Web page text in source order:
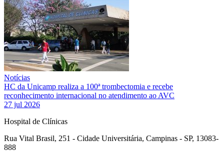
Notícias
HC da Unicamp realiza a 100ª trombectomia e recebe
reconhecimento internacional no atendimento ao AVC
27 jul 2026
Hospital de Clínicas
Rua Vital Brasil, 251 - Cidade Universitária, Campinas - SP, 13083-
888